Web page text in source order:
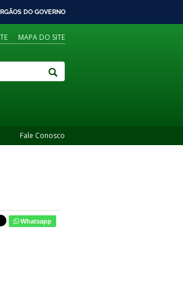
DO GOVERNO
MAPA DO SITE
Fale Conosco
Whatsapp